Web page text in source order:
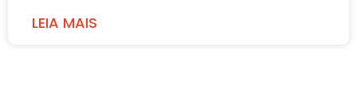
LEIA MAIS